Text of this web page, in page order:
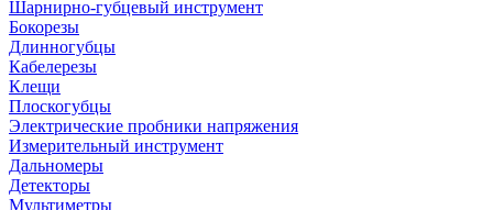
Шарнирно-губцевый инструмент
Бокорезы
Длинногубцы
Кабелерезы
Клещи
Плоскогубцы
Электрические пробники напряжения
Измерительный инструмент
Дальномеры
Детекторы
Мультиметры